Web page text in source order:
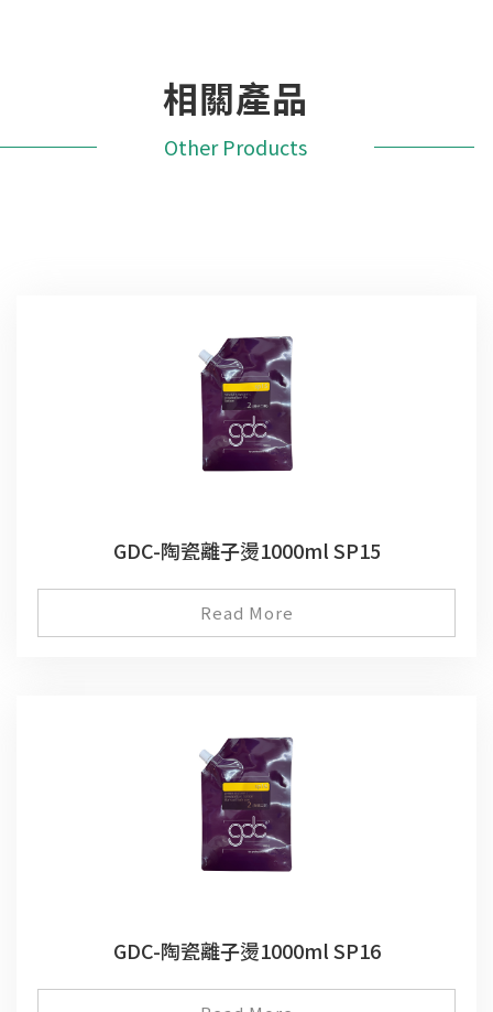
相關產品
Other Products
GDC-陶瓷離子燙1000ml SP15
Read More
GDC-陶瓷離子燙1000ml SP16